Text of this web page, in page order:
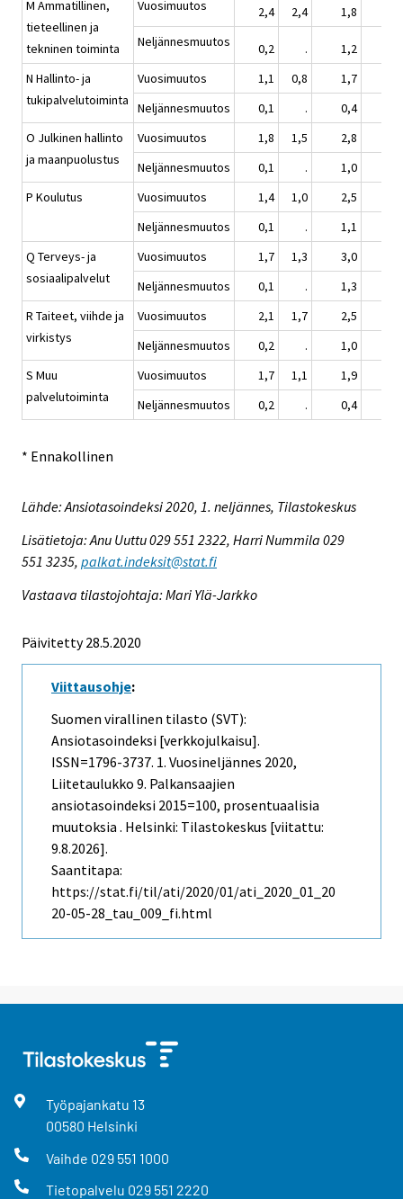
M Ammatillinen,
tieteellinen ja
tekninen toiminta
Vuosimuutos 2,4 2,4 1,8
Neljännesmuutos
0,2 . 1,2
N Hallinto- ja
tukipalvelutoiminta
Vuosimuutos 1,1 0,8 1,7
Neljännesmuutos
0,1 . 0,4
O Julkinen hallinto
ja maanpuolustus
Vuosimuutos 1,8 1,5 2,8
Neljännesmuutos
0,1 . 1,0
P Koulutus
Vuosimuutos 1,4 1,0 2,5
Neljännesmuutos
0,1 . 1,1
Q Terveys- ja
sosiaalipalvelut
Vuosimuutos 1,7 1,3 3,0
Neljännesmuutos
0,1 . 1,3
R Taiteet, viihde ja
virkistys
Vuosimuutos 2,1 1,7 2,5
Neljännesmuutos
0,2 . 1,0
S Muu
palvelutoiminta
Vuosimuutos 1,7 1,1 1,9
Neljännesmuutos
0,2 . 0,4
* Ennakollinen
Lähde: Ansiotasoindeksi 2020, 1. neljännes, Tilastokeskus
Lisätietoja: Anu Uuttu 029 551 2322, Harri Nummila 029
551 3235, palkat.indeksit@stat.fi
Vastaava tilastojohtaja: Mari Ylä-Jarkko
Päivitetty 28.5.2020
Viittausohje:
Suomen virallinen tilasto (SVT):
Ansiotasoindeksi [verkkojulkaisu].
ISSN=1796-3737. 1. Vuosineljännes 2020,
Liitetaulukko 9. Palkansaajien
ansiotasoindeksi 2015=100, prosentuaalisia
muutoksia . Helsinki: Tilastokeskus [viitattu:
9.8.2026].
Saantitapa:
https://stat.fi/til/ati/2020/01/ati_2020_01_20
20-05-28_tau_009_fi.html
Työpajankatu 13
00580 Helsinki
Vaihde 029 551 1000
Tietopalvelu 029 551 2220